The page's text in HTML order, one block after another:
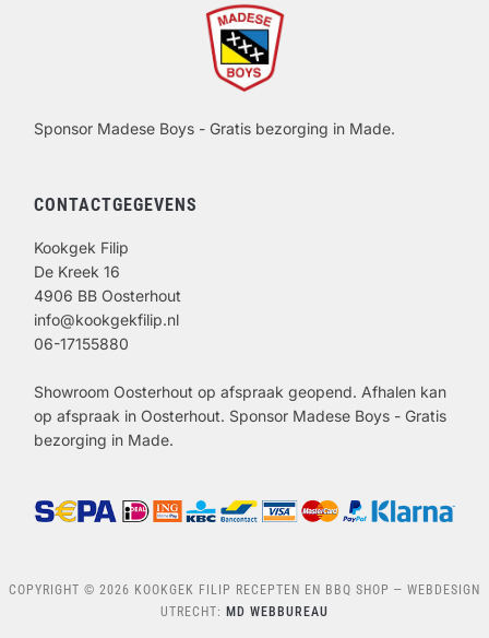
Sponsor Madese Boys - Gratis bezorging in Made.
CONTACTGEGEVENS
Kookgek Filip
De Kreek 16
4906 BB Oosterhout
info@kookgekfilip.nl
06-17155880
Showroom Oosterhout op afspraak geopend. Afhalen kan
op afspraak in Oosterhout. Sponsor Madese Boys - Gratis
bezorging in Made.
COPYRIGHT © 2026 KOOKGEK FILIP RECEPTEN EN BBQ SHOP — WEBDESIGN
UTRECHT: MD WEBBUREAU